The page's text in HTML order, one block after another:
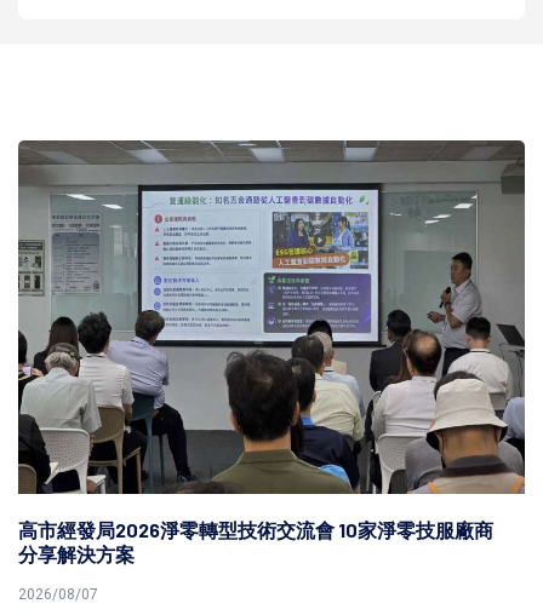
高市經發局2026淨零轉型技術交流會 10家淨零技服廠商
分享解決方案
2026/08/07